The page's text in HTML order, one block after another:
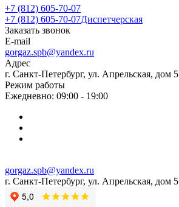
+7 (812) 605-70-07
+7 (812) 605-70-07Диспетчерская
Заказать звонок
E-mail
gorgaz.spb@yandex.ru
Адрес
г. Санкт-Петербург, ул. Апрельская, дом 5
Режим работы
Ежедневно: 09:00 - 19:00
gorgaz.spb@yandex.ru
г. Санкт-Петербург, ул. Апрельская, дом 5